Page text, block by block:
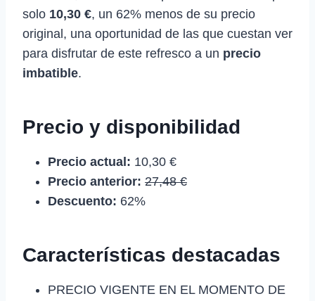
solo 10,30 €, un 62% menos de su precio
original, una oportunidad de las que cuestan ver
para disfrutar de este refresco a un precio
imbatible.
Precio y disponibilidad
Precio actual: 10,30 €
Precio anterior: 27,48 €
Descuento: 62%
Características destacadas
PRECIO VIGENTE EN EL MOMENTO DE